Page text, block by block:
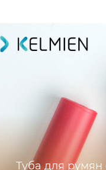
Туба для румян